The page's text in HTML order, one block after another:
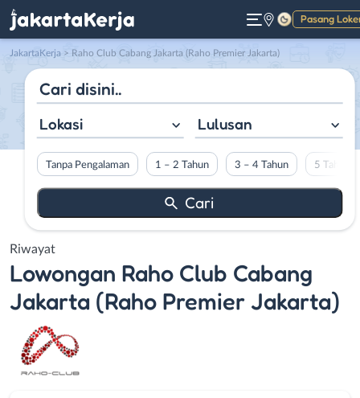
Pasang
Gelap
JakartaKerja > Raho Club Cabang Jakarta (Raho Premier Jakarta)
Lokasi Lulusan
Tanpa Pengalaman 1 – 2 Tahun 3 – 4 Tahun 5 Tahun
Riwayat
Lowongan Raho Club Cabang
Jakarta (Raho Premier Jakarta)